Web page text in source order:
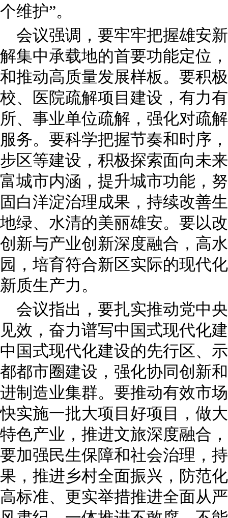
个维护”。
会议强调，要牢牢把握雄安
解集中承载地的首要功能定位
和推动高质量发展样板。要积
校、医院疏解项目建设，有力
所、事业单位疏解，强化对疏
服务。要科学把握节奏和时序
步区等建设，积极探索面向未
富城市内涵，提升城市功能，
固白洋淀治理成果，持续改善
地绿、水清的美丽雄安。要以
创新与产业创新深度融合，高
园，培育符合新区实际的现代
新质生产力。
会议指出，要扎实推动党中
见效，奋力谱写中国式现代化
中国式现代化建设的先行区、
都都市圈建设，强化协同创新
进制造业集群。要推动有效市
快实施一批大项目好项目，做
特色产业，推进文旅深度融合
要加强民生保障和社会治理，
果，推进乡村全面振兴，防范
高标准、更实举措推进全面从